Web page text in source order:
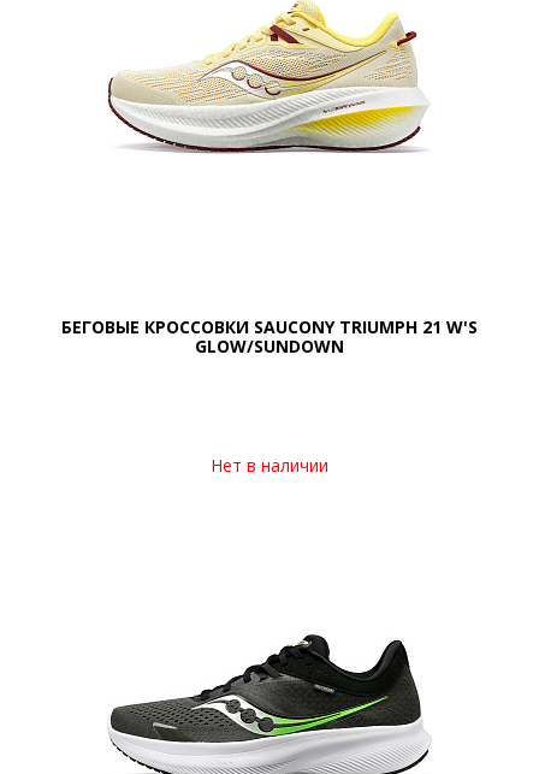
БЕГОВЫЕ КРОССОВКИ SAUCONY TRIUMPH 21 W'S
GLOW/SUNDOWN
Нет в наличии